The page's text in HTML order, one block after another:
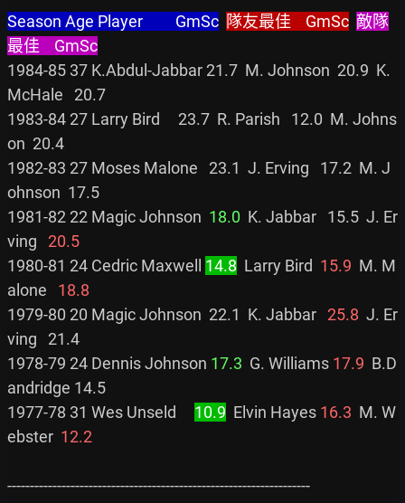
Season Age Player         GmSc 隊友最佳    GmSc 敵隊
最佳    GmSc
1984-85 37 K.Abdul-Jabbar 21.7  M. Johnson  20.9  K.
McHale   20.7
1983-84 27 Larry Bird     23.7  R. Parish   12.0  M. Johns
on  20.4
1982-83 27 Moses Malone   23.1  J. Erving   17.2  M. J
ohnson  17.5
1981-82 22 Magic Johnson 18.0
  K. Jabbar   15.5  J. Er
ving 20.5
1980-81 24 Cedric Maxwell 14.8
  Larry Bird
15.9
  M. M
alone 18.8
1979-80 20 Magic Johnson  22.1  K. Jabbar 25.8
  J. Er
ving   21.4
1978-79 24 Dennis Johnson 17.3
  G. Williams
17.9
  B.D
andridge 14.5
1977-78 31 Wes Unseld 10.9
  Elvin Hayes
16.3
  M. W
ebster 12.2
-------------------------------------------------------------------